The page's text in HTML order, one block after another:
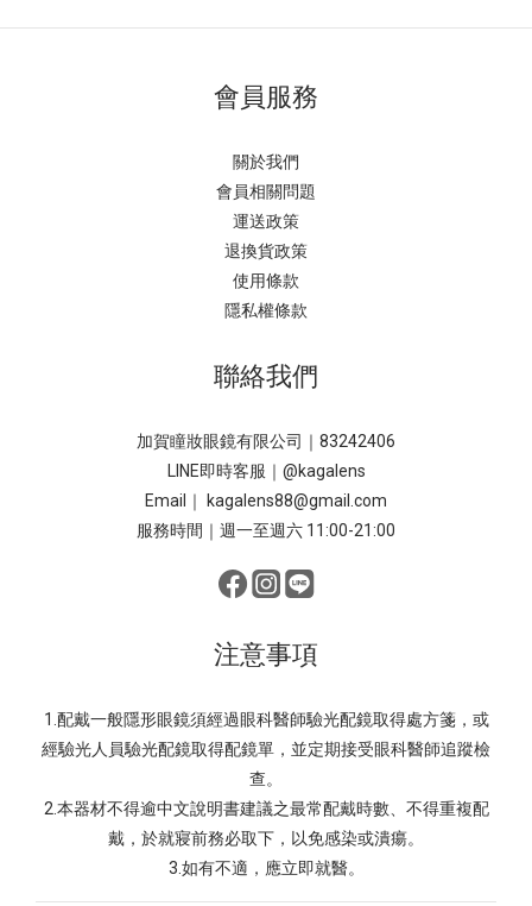
會員服務
關於我們
會員相關問題
運送政策
退換貨政策
使用條款
隱私權條款
聯絡我們
加賀瞳妝眼鏡有限公司｜83242406
LINE即時客服｜ @kagalens
Email｜ kagalens88@gmail.com
服務時間｜週一至週六 11:00-21:00
注意事項
1.配戴一般隱形眼鏡須經過眼科醫師驗光配鏡取得處方箋，或
經驗光人員驗光配鏡取得配鏡單，並定期接受眼科醫師追蹤檢
查。
2.本器材不得逾中文說明書建議之最常配戴時數、不得重複配
戴，於就寢前務必取下，以免感染或潰瘍。
3.如有不適，應立即就醫。